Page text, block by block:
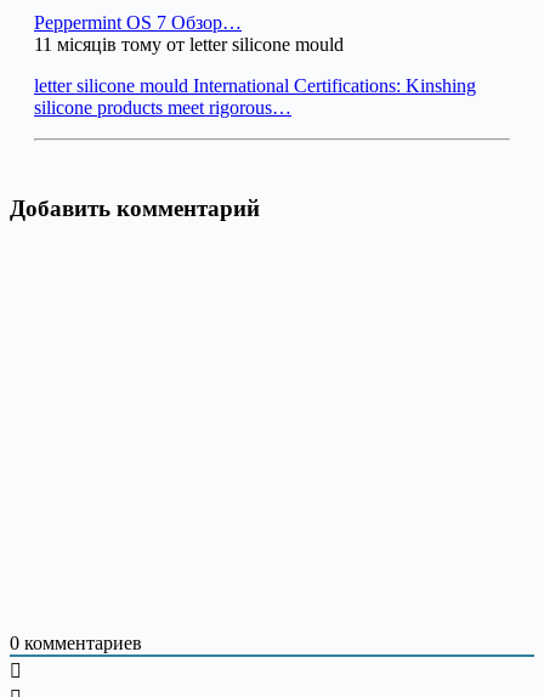
Peppermint OS 7 Обзор…
11 місяців тому от letter silicone mould
letter silicone mould International Certifications: Kinshing
silicone products meet rigorous…
Добавить комментарий
0 комментариев